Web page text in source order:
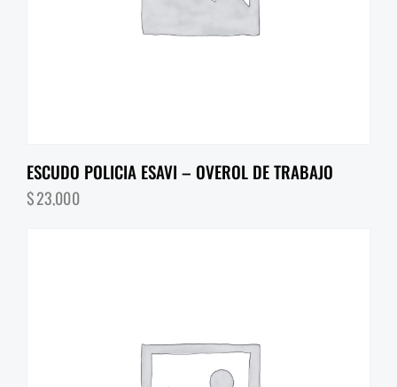
ESCUDO POLICIA ESAVI – OVEROL DE TRABAJO
$23,000